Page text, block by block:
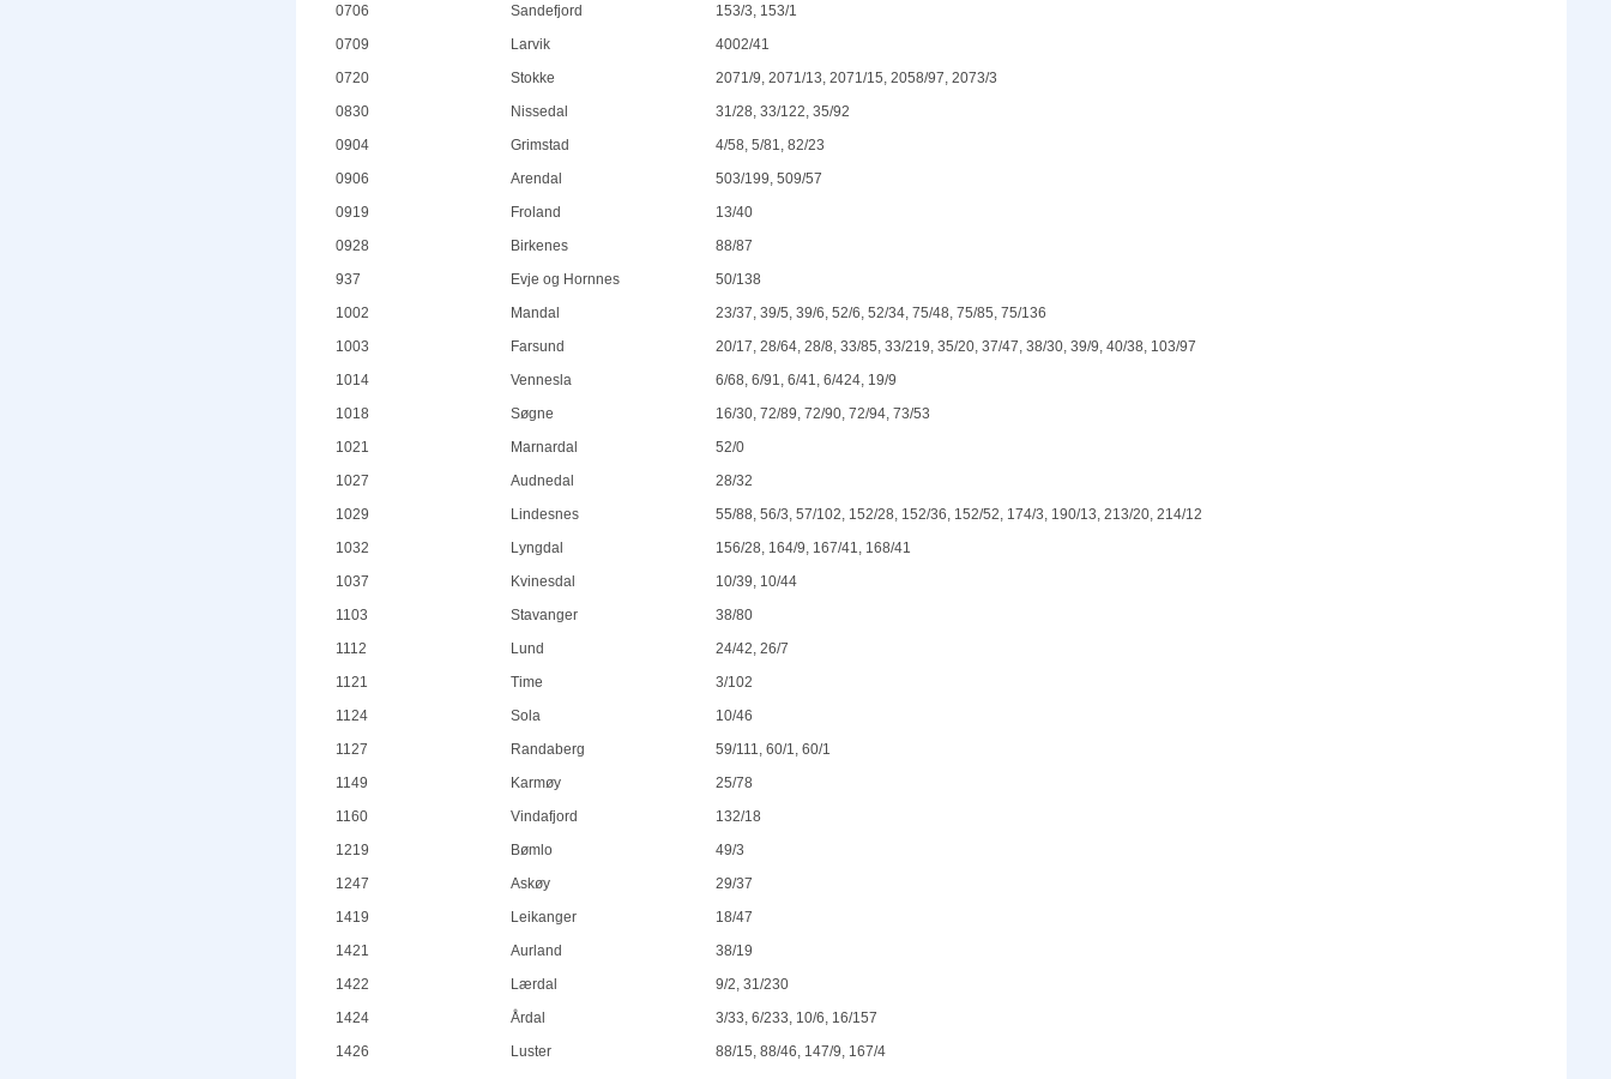
0706
Sandefjord
153/3, 153/1
0709
Larvik
4002/41
0720
Stokke
2071/9, 2071/13, 2071/15, 2058/97, 2073/3
0830
Nissedal
31/28, 33/122, 35/92
0904
Grimstad
4/58, 5/81, 82/23
0906
Arendal
503/199, 509/57
0919
Froland
13/40
0928
Birkenes
88/87
937
Evje og Hornnes
50/138
1002
Mandal
23/37, 39/5, 39/6, 52/6, 52/34, 75/48, 75/85, 75/136
1003
Farsund
20/17, 28/64, 28/8, 33/85, 33/219, 35/20, 37/47, 38/30, 39/9, 40/38, 103/97
1014
Vennesla
6/68, 6/91, 6/41, 6/424, 19/9
1018
Søgne
16/30, 72/89, 72/90, 72/94, 73/53
1021
Marnardal
52/0
1027
Audnedal
28/32
1029
Lindesnes
55/88, 56/3, 57/102, 152/28, 152/36, 152/52, 174/3, 190/13, 213/20, 214/12
1032
Lyngdal
156/28, 164/9, 167/41, 168/41
1037
Kvinesdal
10/39, 10/44
1103
Stavanger
38/80
1112
Lund
24/42, 26/7
1121
Time
3/102
1124
Sola
10/46
1127
Randaberg
59/111, 60/1, 60/1
1149
Karmøy
25/78
1160
Vindafjord
132/18
1219
Bømlo
49/3
1247
Askøy
29/37
1419
Leikanger
18/47
1421
Aurland
38/19
1422
Lærdal
9/2, 31/230
1424
Årdal
3/33, 6/233, 10/6, 16/157
1426
Luster 88/15, 88/46, 147/9, 167/4